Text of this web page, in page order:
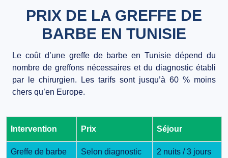
PRIX DE LA GREFFE DE
BARBE EN TUNISIE
Le coût d’une greffe de barbe en Tunisie dépend du
nombre de greffons nécessaires et du diagnostic établi
par le chirurgien. Les tarifs sont jusqu’à 60 % moins
chers qu’en Europe.
Intervention Prix Séjour
Greffe de barbe Selon diagnostic 2 nuits / 3 jours